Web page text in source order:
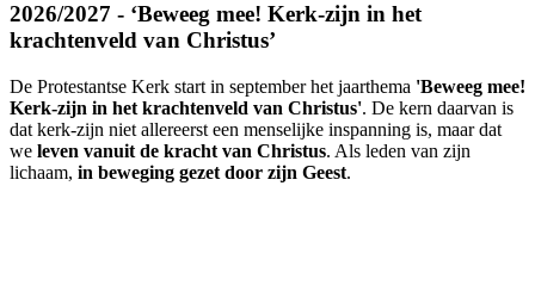
2026/2027 - ‘Beweeg mee! Kerk-zijn in het
krachtenveld van Christus’
De Protestantse Kerk start in september het jaarthema 'Beweeg mee!
Kerk-zijn in het krachtenveld van Christus'. De kern daarvan is
dat kerk-zijn niet allereerst een menselijke inspanning is, maar dat
we leven vanuit de kracht van Christus. Als leden van zijn
lichaam, in beweging gezet door zijn Geest.